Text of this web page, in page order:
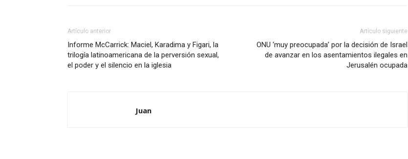
Artículo anterior
Informe McCarrick: Maciel, Karadima y Figari, la
trilogía latinoamericana de la perversión sexual,
el poder y el silencio en la iglesia
Artículo siguiente
ONU ‘muy preocupada’ por la decisión de Israel
de avanzar en los asentamientos ilegales en
Jerusalén ocupada
Juan